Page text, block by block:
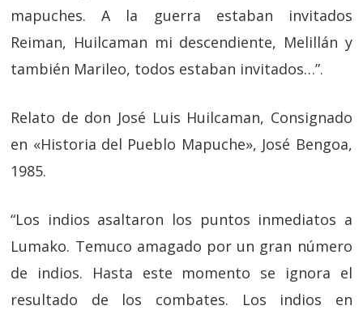
mapuches. A la guerra estaban invitados
Reiman, Huilcaman mi descendiente, Melillán y
también Marileo, todos estaban invitados…”.
Relato de don José Luis Huilcaman, Consignado
en «Historia del Pueblo Mapuche», José Bengoa,
1985.
“Los indios asaltaron los puntos inmediatos a
Lumako. Temuco amagado por un gran número
de indios. Hasta este momento se ignora el
resultado de los combates. Los indios en